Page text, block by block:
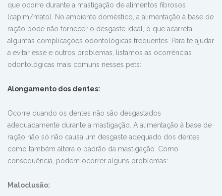
que ocorre durante a mastigação de alimentos fibrosos
(capim/mato). No ambiente doméstico, a alimentação à base de
ração pode não fornecer o desgaste ideal, o que acarreta
algumas complicações odontológicas frequentes. Para te ajudar
a evitar esse e outros problemas, listamos as ocorrências
odontológicas mais comuns nesses pets:
Alongamento dos dentes:
Ocorre quando os dentes não são desgastados
adequadamente durante a mastigação. A alimentação à base de
ração não só não causa um desgaste adequado dos dentes
como também altera o padrão da mastigação. Como
consequência, podem ocorrer alguns problemas:
Maloclusão: